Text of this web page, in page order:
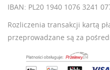
IBAN: PL20 1940 1076 3241
Rozliczenia transakcji kartą
przeprowadzane są za